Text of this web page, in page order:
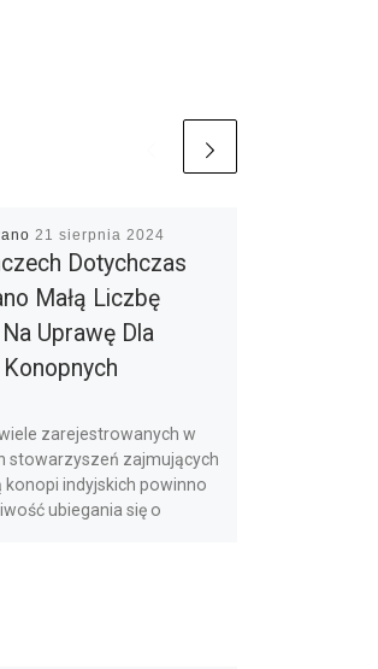
21 sierpnia 2024
Dotychczas
Małą Liczbę
Uprawę Dla
zarejestrowanych w
stowarzyszeń zajmujących
konopi indyjskich powinno
ubiegania się o